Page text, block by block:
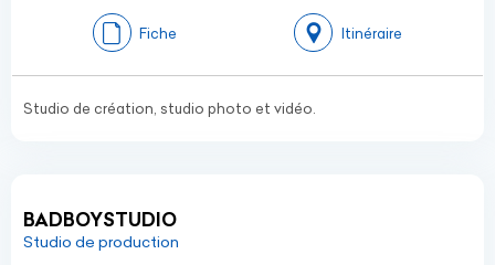
Fiche Itinéraire
Studio de création, studio photo et vidéo.
BADBOYSTUDIO
Studio de production